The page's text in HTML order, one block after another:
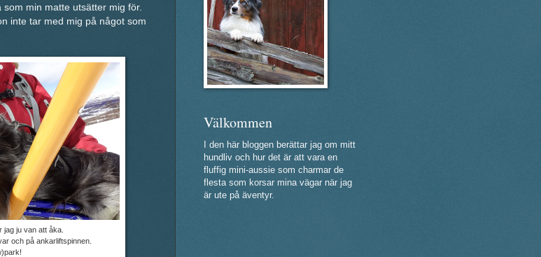
min matte utsätter mig för.
inte tar med mig på något som
jag ju van att åka.
och på ankarliftspinnen.
Välkommen
I den här bloggen berättar jag om mitt
hundliv och hur det är att vara en
fluffig mini-aussie som charmar de
flesta som korsar mina vägar när jag
är ute på äventyr.